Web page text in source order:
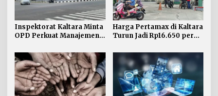
Inspektorat Kaltara Minta
OPD Perkuat Manajemen
Harga Pertamax di Kaltara
Turun Jadi Rp16.650 per